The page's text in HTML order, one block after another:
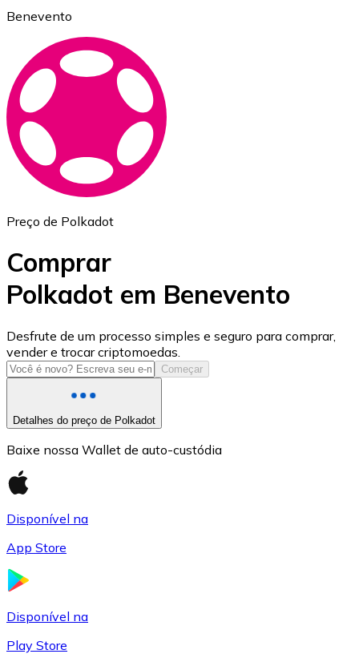
Ethereum
ETH
USD Coin
USDC
Benevento
Preço de Polkadot
Comprar
Polkadot em Benevento
Desfrute de um processo simples e seguro para comprar,
vender e trocar criptomoedas.
Começar
Detalhes do preço de Polkadot
Baixe nossa Wallet de auto-custódia
Disponível na
App Store
Disponível na
Play Store